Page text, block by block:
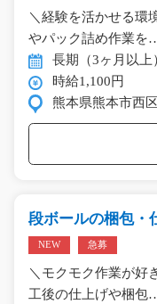
＼経験を活かせる環
やパック詰め作業を
長期（3ヶ月以上
時給1,100円
熊本県熊本市西区
段ボールの梱包・
NEW 急募
＼モクモク作業が好
工後の仕上げや梱包